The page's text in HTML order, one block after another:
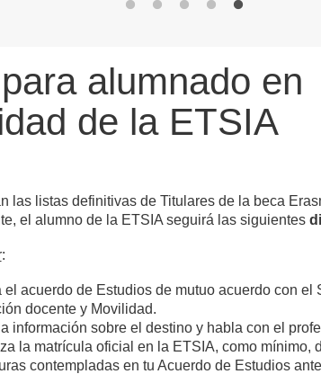
alumnado en
de la ETSIA
las listas definitivas de Titulares de la beca
el alumno de la ETSIA seguirá las siguientes
:
el acuerdo de Estudios de mutuo acuerdo con el
docente y Movilidad.
información sobre el destino y habla con el
la matrícula oficial en la ETSIA, como mínimo,
contempladas en tu Acuerdo de Estudios